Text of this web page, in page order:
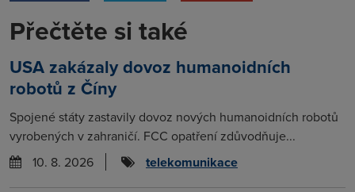
Přečtěte si také
USA zakázaly dovoz humanoidních
robotů z Číny
Spojené státy zastavily dovoz nových humanoidních robotů
vyrobených v zahraničí. FCC opatření zdůvodňuje...
10. 8. 2026
telekomunikace